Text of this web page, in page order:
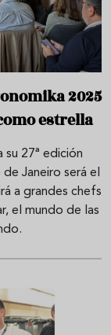
2025
estrella
su 27ª edición
Janeiro será el
a grandes chefs
el mundo de las